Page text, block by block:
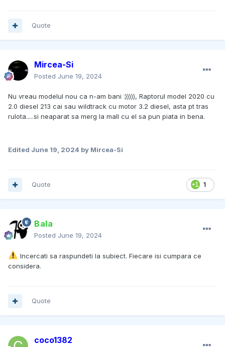
Quote
Mircea-Si
Posted June 19, 2024
Nu vreau modelul nou ca n-am bani :))))), Raptorul model 2020 cu
2.0 diesel 213 cai sau wildtrack cu motor 3.2 diesel, asta pt tras
rulota.....si neaparat sa merg la mall cu el sa pun piata in bena.
Edited June 19, 2024 by Mircea-Si
1
Quote
Bala
Posted June 19, 2024
Incercati sa raspundeti la subiect. Fiecare isi cumpara ce
considera.
Quote
coco1382